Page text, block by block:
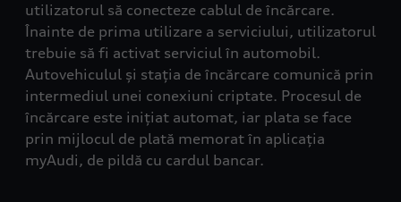
utilizatorul să conecteze cablul de încărcare.
Înainte de prima utilizare a serviciului, utilizatorul
trebuie să fi activat serviciul în automobil.
Autovehiculul și stația de încărcare comunică prin
intermediul unei conexiuni criptate. Procesul de
încărcare este inițiat automat, iar plata se face
prin mijlocul de plată memorat în aplicația
myAudi, de pildă cu cardul bancar.